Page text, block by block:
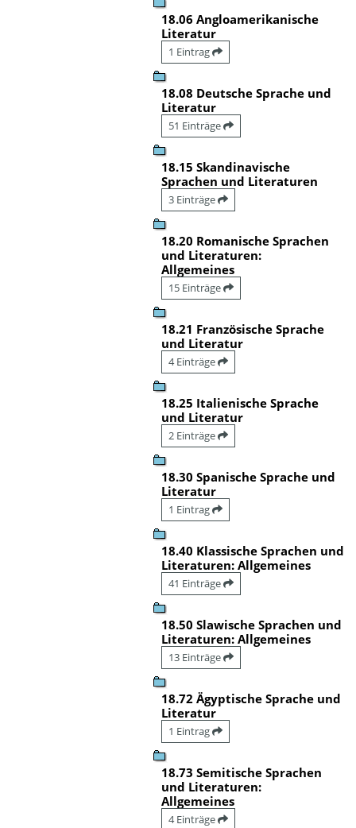
18.06 Angloamerikanische
Literatur
1 Eintrag
18.08 Deutsche Sprache und
Literatur
51 Einträge
18.15 Skandinavische
Sprachen und Literaturen
3 Einträge
18.20 Romanische Sprachen
und Literaturen:
Allgemeines
15 Einträge
18.21 Französische Sprache
und Literatur
4 Einträge
18.25 Italienische Sprache
und Literatur
2 Einträge
18.30 Spanische Sprache und
Literatur
1 Eintrag
18.40 Klassische Sprachen und
Literaturen: Allgemeines
41 Einträge
18.50 Slawische Sprachen und
Literaturen: Allgemeines
13 Einträge
18.72 Ägyptische Sprache und
Literatur
1 Eintrag
18.73 Semitische Sprachen
und Literaturen:
Allgemeines
4 Einträge